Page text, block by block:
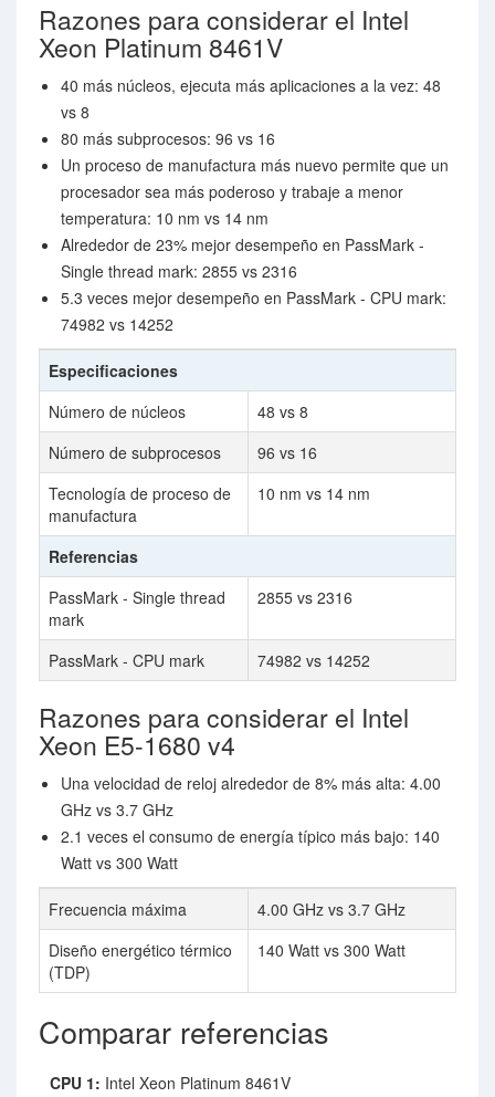
Razones para considerar el Intel
Xeon Platinum 8461V
40 más núcleos, ejecuta más aplicaciones a la vez: 48
vs 8
80 más subprocesos: 96 vs 16
Un proceso de manufactura más nuevo permite que un
procesador sea más poderoso y trabaje a menor
temperatura: 10 nm vs 14 nm
Alrededor de 23% mejor desempeño en PassMark -
Single thread mark: 2855 vs 2316
5.3 veces mejor desempeño en PassMark - CPU mark:
74982 vs 14252
Especificaciones
Número de núcleos
48 vs 8
Número de subprocesos
96 vs 16
Tecnología de proceso de
manufactura
10 nm vs 14 nm
Referencias
PassMark - Single thread
mark
2855 vs 2316
PassMark - CPU mark 74982 vs 14252
Razones para considerar el Intel
Xeon E5-1680 v4
Una velocidad de reloj alrededor de 8% más alta: 4.00
GHz vs 3.7 GHz
2.1 veces el consumo de energía típico más bajo: 140
Watt vs 300 Watt
Frecuencia máxima
4.00 GHz vs 3.7 GHz
Diseño energético térmico
(TDP)
140 Watt vs 300 Watt
Comparar referencias
CPU 1: Intel Xeon Platinum 8461V